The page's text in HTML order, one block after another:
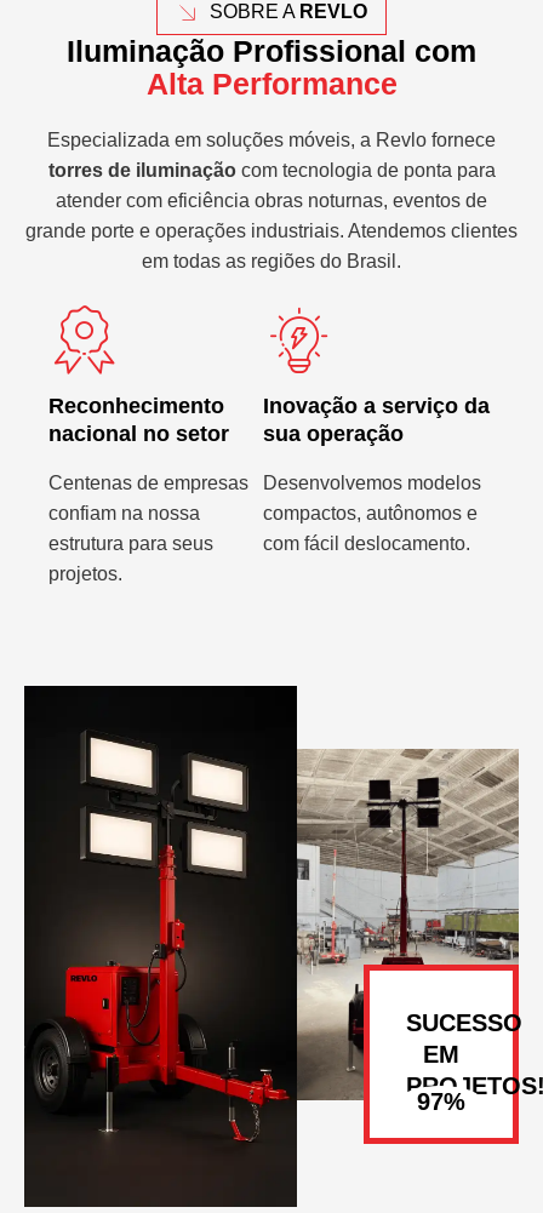
SUCESSO
EM
SOBRE A REVLO
Iluminação Profissional com
Alta Performance
Especializada em soluções móveis, a Revlo fornece
torres de iluminaçãocom tecnologia de ponta para
atender com eficiência obras noturnas, eventos de
grande porte e operações industriais. Atendemos clientes
em todas as regiões do Brasil.
Reconhecimento
nacional no setor
Centenas de empresas
confiam na nossa
estrutura para seus
projetos.
Inovação a serviço da
sua operação
Desenvolvemos modelos
compactos, autônomos e
com fácil deslocamento.